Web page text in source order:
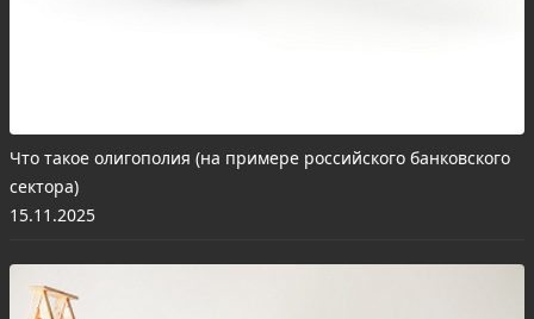
Что такое олигополия (на примере российского банковского
сектора)
15.11.2025